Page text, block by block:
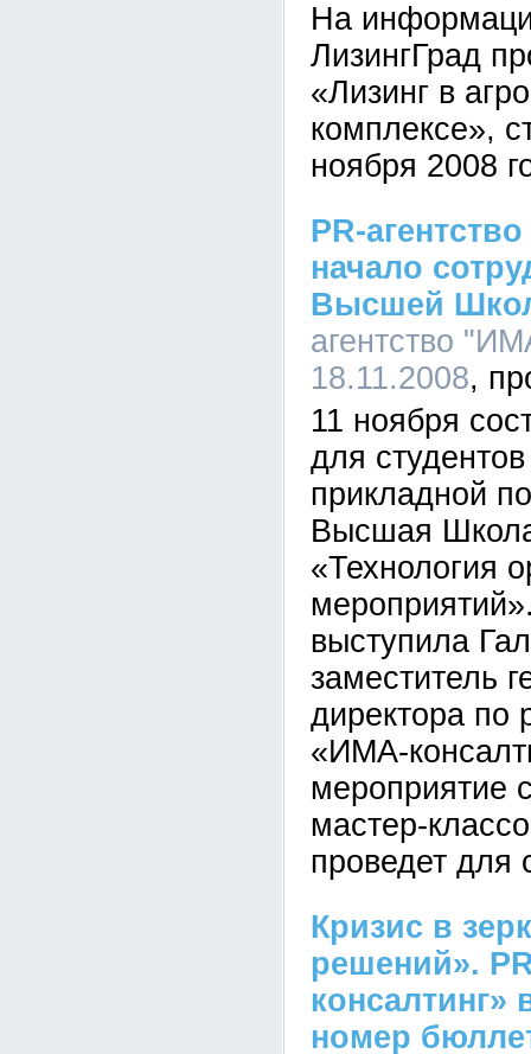
На
ЛизингГрад
«Лизинг в
комплексе»,
ноября 2008
PR-
начало
Высшей
агентство
18.11.2008
11 ноября
для
прикладной
Высшая
«Технология
выступила
заместитель
директора по
«ИМА-
мероприятие
мастер-
проведет для
Кризис в
решений».
консалтинг»
номер